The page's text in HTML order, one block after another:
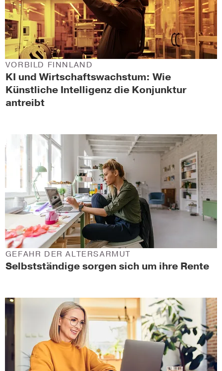
KI und Wirtschaftswachstum: Wie
Künstliche Intelligenz die Konjunktur
antreibt
VORBILD FINNLAND
Selbstständige sorgen sich um ihre Rente
GEFAHR DER ALTERSARMUT